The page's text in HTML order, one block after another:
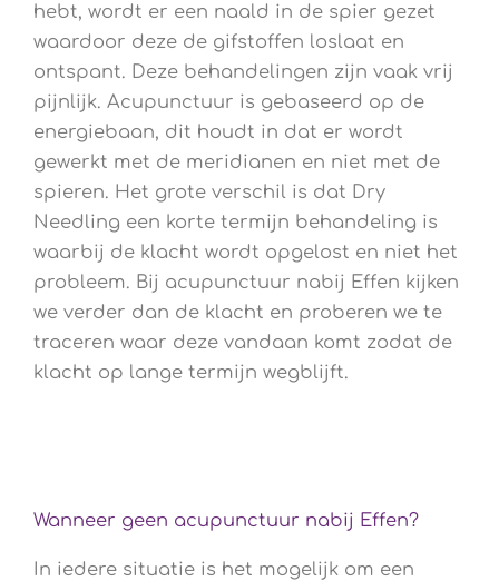
hebt, wordt er een naald in de spier gezet
waardoor deze de gifstoffen loslaat en
ontspant. Deze behandelingen zijn vaak vrij
pijnlijk. Acupunctuur is gebaseerd op de
energiebaan, dit houdt in dat er wordt
gewerkt met de meridianen en niet met de
spieren. Het grote verschil is dat Dry
Needling een korte termijn behandeling is
waarbij de klacht wordt opgelost en niet het
probleem. Bij acupunctuur nabij Effen kijken
we verder dan de klacht en proberen we te
traceren waar deze vandaan komt zodat de
klacht op lange termijn wegblijft.
Wanneer geen acupunctuur nabij Effen?
In iedere situatie is het mogelijk om een